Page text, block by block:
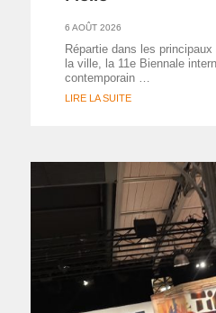
6 AOÛT 2026
Répartie dans les
la ville, la 11e Biennale
contemporain …
LIRE LA SUITE